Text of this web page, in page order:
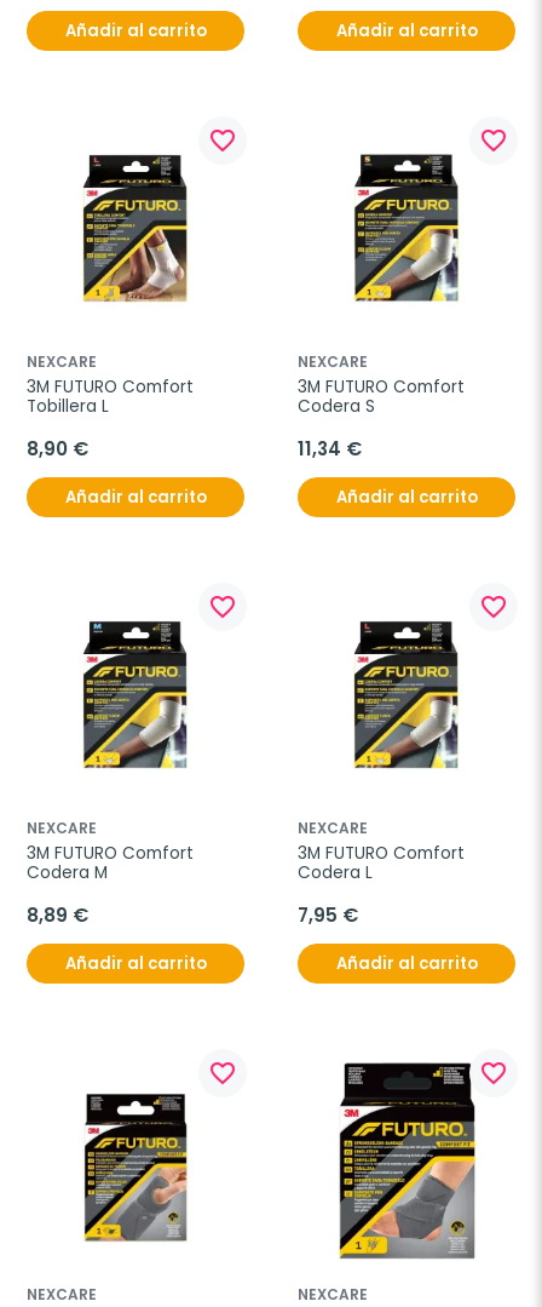
Añadir al carrito Añadir al carrito
favorite_border
NEXCARE
3M FUTURO Comfort
Tobillera L
8,90 €
Añadir al carrito
favorite_border
NEXCARE
3M FUTURO Comfort
Codera S
11,34 €
Añadir al carrito
favorite_border
NEXCARE
3M FUTURO Comfort
Codera M
8,89 €
Añadir al carrito
favorite_border
NEXCARE
3M FUTURO Comfort
Codera L
7,95 €
Añadir al carrito
favorite_border
NEXCARE
favorite_border
NEXCARE